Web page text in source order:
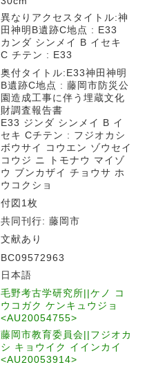
異なりアクセスタイトル:神
田神明B遺跡C地点 : E33
カンダ シンメイ B イセキ
C チテン : E33
奥付タイトル:E33神田神明
B遺跡C地点 : 藤岡市防災公
園造成工事に伴う埋蔵文化
財調査報告書
E33 ジンダ シンメイ B イ
セキ Cチテン : フジオカシ
ボウサイ コウエン ゾウセイ
コウジ ニ トモナウ マイゾ
ウ ブンカザイ チョウサ ホ
ウコクショ
付図1枚
共同刊行: 藤岡市
文献あり
BC09572963
日本語
毛野考古学研究所||ケノ コ
ウコガク ケンキュウジョ
<AU20054755>
藤岡市教育委員会||フジオカ
シ キョウイク イインカイ
<AU20053914>